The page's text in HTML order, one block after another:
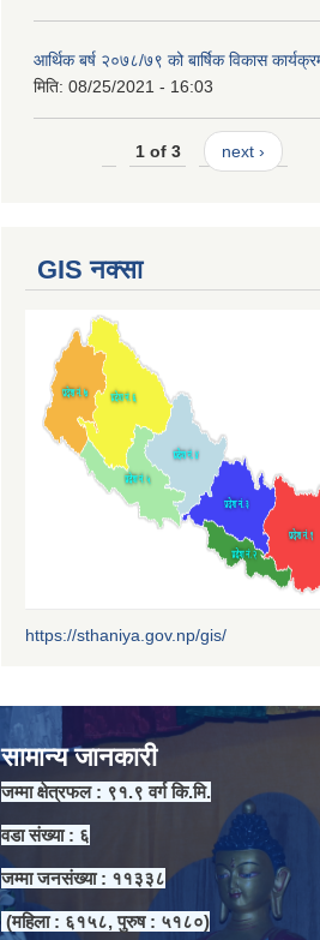
आर्थिक बर्ष २०७८/७९ को बार्षिक विकास
मिति: 08/25/2021 - 16:03
1 of 3 next ›
GIS नक्सा
https://sthaniya.gov.np/gis/
सामान्य जानकारी
जम्मा क्षेत्रफल : ९१.९ वर्ग कि.मि.
वडा संख्या : ६
जम्मा जनसंख्या : ११३३८
(महिला : ६१५८, पुरुष : ५१८०)